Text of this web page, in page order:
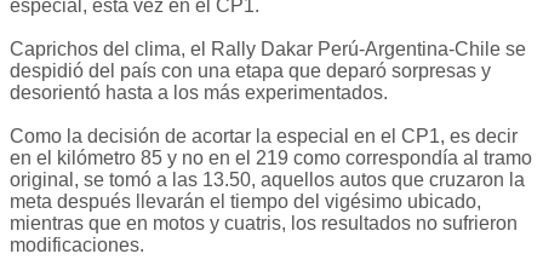
especial, esta vez en el CP1.
Caprichos del clima, el Rally Dakar Perú-Argentina-Chile se
despidió del país con una etapa que deparó sorpresas y
desorientó hasta a los más experimentados.
Como la decisión de acortar la especial en el CP1, es decir
en el kilómetro 85 y no en el 219 como correspondía al tramo
original, se tomó a las 13.50, aquellos autos que cruzaron la
meta después llevarán el tiempo del vigésimo ubicado,
mientras que en motos y cuatris, los resultados no sufrieron
modificaciones.